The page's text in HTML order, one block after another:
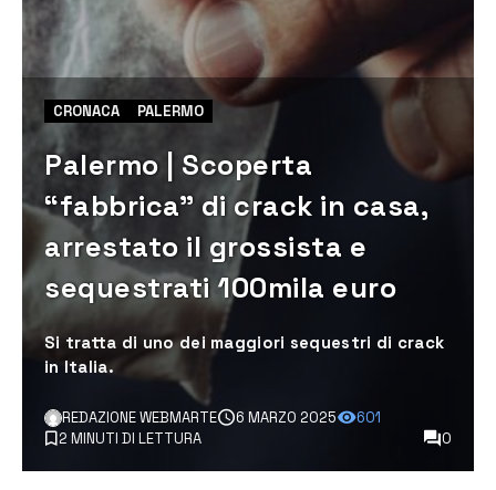
CRONACA PALERMO
Palermo | Scoperta
“fabbrica” di crack in casa,
arrestato il grossista e
sequestrati 100mila euro
Si tratta di uno dei maggiori sequestri di crack
in Italia.
REDAZIONE WEBMARTE 6 MARZO 2025
601
2 MINUTI DI LETTURA
0